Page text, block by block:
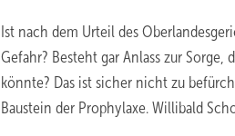
Ist nach dem Urteil des
Gefahr? Besteht gar Anlass zur
könnte? Das ist sicher nicht zu
Baustein der Prophylaxe. Willibald